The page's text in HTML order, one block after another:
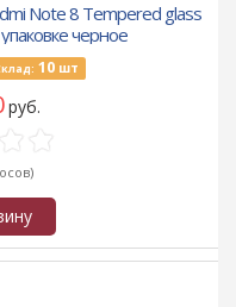
Note 8 Tempered glass
черное
10шт
руб.